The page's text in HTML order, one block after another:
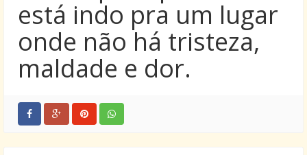
está indo pra um lugar
onde não há tristeza,
maldade e dor.